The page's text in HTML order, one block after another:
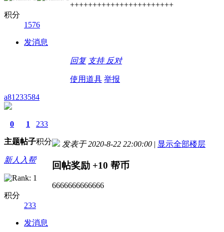
积分
1576
发消息
+++++++++++++++++++++++
回复 支持 反对
使用道具 举报
a81233584
0
主题
1
帖子
233
积分
新人入帮
积分
233
发消息
发表于 2020-8-22 22:00:00 | 显示全部楼层
回帖奖励 +10 帮币
6666666666666